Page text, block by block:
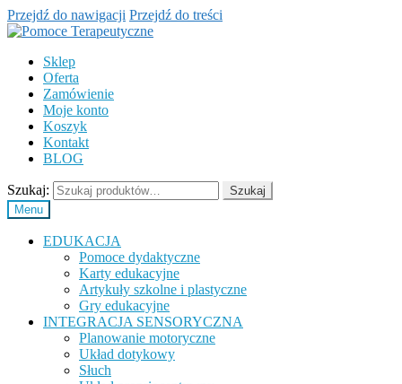
Przejdź do nawigacji Przejdź do treści
Sklep
Oferta
Zamówienie
Moje konto
Koszyk
Kontakt
BLOG
Szukaj:
Szukaj
Menu
EDUKACJA
Pomoce dydaktyczne
Karty edukacyjne
Artykuły szkolne i plastyczne
Gry edukacyjne
INTEGRACJA SENSORYCZNA
Planowanie motoryczne
Układ dotykowy
Słuch